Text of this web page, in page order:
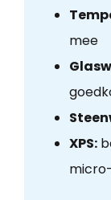
mee
XPS: